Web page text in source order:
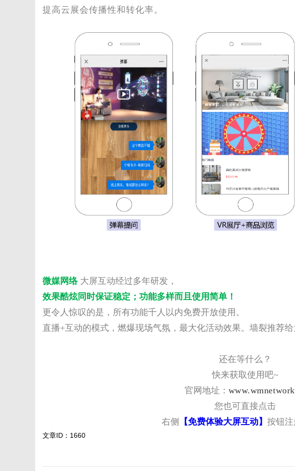
提高云展会传播性和转化率。
微媒网络 大屏互动经过多年研发，
效果酷炫同时保证稳定 ； 功能多样而且使用简单！
更令人惊叹的是，所有功能千人以内免费开放使用。
直播+互动的模式，燃爆现场气氛，最大化活动效果。墙裂推荐给
还在等什么？
快来获取使用吧~
官网地址：
您也可直接点击
右侧
【免费体验大屏互动】 按钮
文章ID：1660